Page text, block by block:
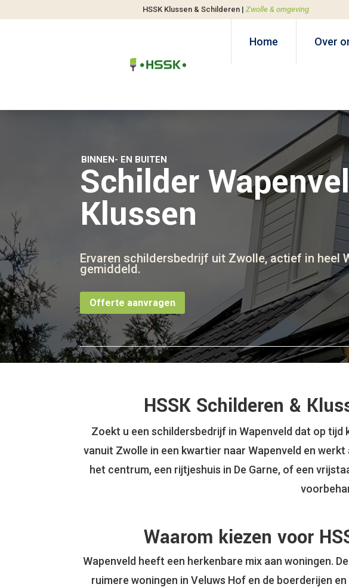
HSSK Klussen & Schilderen | Zwolle & omgeving
Home Over
BINNEN- EN BUITEN
Schilder
Klussen
Ervaren schildersbedrijf uit Zwolle, actief in heel
gemiddeld.
Offerte aanvragen
HSSK Schilderen &
Zoekt u een schildersbedrijf in Wapenveld dat op
vanuit Zwolle in een kwartier naar Wapenveld en
het centrum, een rijtjeshuis in De Garne, of een
Waarom kiezen voor
Wapenveld heeft een herkenbare mix aan woningen.
ruimere woningen in Veluws Hof en de boerderijen